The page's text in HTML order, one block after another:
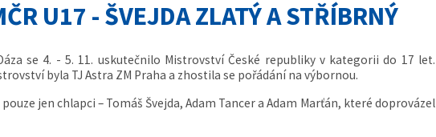
U17 - ŠVEJDA ZLATÝ A STŘÍBRNÝ
se 4. - 5. 11. uskutečnilo Mistrovství České republiky v kategorii do 17 let.
byla TJ Astra ZM Praha a zhostila se pořádání na výbornou.
jen chlapci – Tomáš Švejda, Adam Tancer a Adam Marťán, které doprovázel